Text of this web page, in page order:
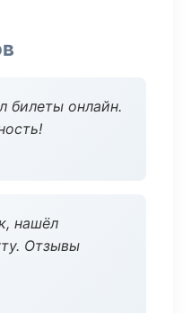
билеты онлайн.
нашёл
Отзывы